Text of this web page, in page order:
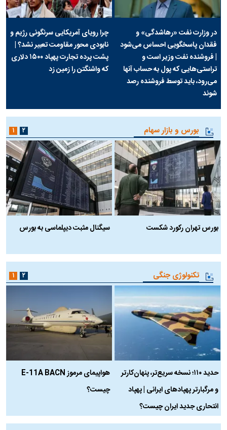
در وزارت نفت «رهاشدگی» و
فقدان پاسخگویی احساس می‌شود
| فروشنده نفت وزیر است و
تراستی‌هایی که پول به حساب آنها
می‌رود، باید توسط فروشنده رصد
شوند
چرا رویای آمریکایی سرنگونی رژیم و
نابودی محور مقاومت تعبیر نشد؟ |
پشت پرده تجارت پهپاد‌ ۱۵۰۰ دلاری
که واشنگتن را زمین زد
بورس و بازار سهام
بورس تهران رکورد شکست
سیگنال مثبت دیپلماسی به بورس
۱ ۲
تکنولوژی جنگی
حدید ۱۱۰؛ نسخه سریع‌تر، پنهان‌کارتر
و مرگبارتر پهپادهای ایرانی | پهپاد
انتحاری جدید ایران چیست؟
هواپیمای مرموز E-11A BACN
چیست؟
۱ ۲